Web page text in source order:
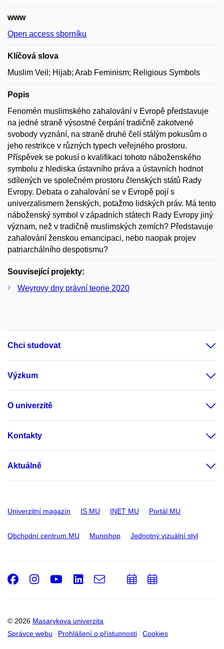
www
Open access sborníku
Klíčová slova
Muslim Veil; Hijab; Arab Feminism; Religious Symbols
Popis
Fenomén muslimského zahalování v Evropě představuje
na jedné straně výsostné čerpání tradičně zakotvené
svobody vyznání, na straně druhé čelí stálým pokusům o
jeho restrikce v různých typech veřejného prostoru.
Příspěvek se pokusí o kvalifikaci tohoto náboženského
symbolu z hlediska ústavního práva a ústavních hodnot
sdílených ve společném prostoru členských států Rady
Evropy. Debata o zahalování se v Evropě pojí s
univerzalismem ženských, potažmo lidských práv. Má tento
náboženský symbol v západních státech Rady Evropy jiný
význam, než v tradičně muslimských zemích? Představuje
zahalování ženskou emancipaci, nebo naopak projev
patriarchálního despotismu?
Související projekty:
Weyrovy dny právní teorie 2020
Chci studovat
Výzkum
O univerzitě
Kontakty
Aktuálně
Univerzitní magazín IS MU INET MU Portál MU
Obchodní centrum MU Munishop Jednotný vizuální styl
© 2026 Masarykova univerzita
Správce webu
Prohlášení o přístupnosti Cookies
Facebook
Instagram
Youtube
LinkedIn
e-
PřidatPřidat